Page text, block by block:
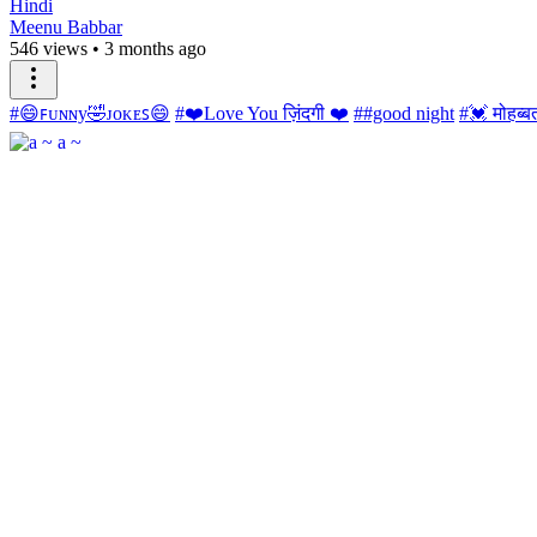
Hindi
Meenu Babbar
546 views • 3 months ago
#😄ꜰᴜɴɴy🤣ᴊᴏᴋᴇꜱ😄 #❤️Love You ज़िंदगी ❤️ ##good night #💓